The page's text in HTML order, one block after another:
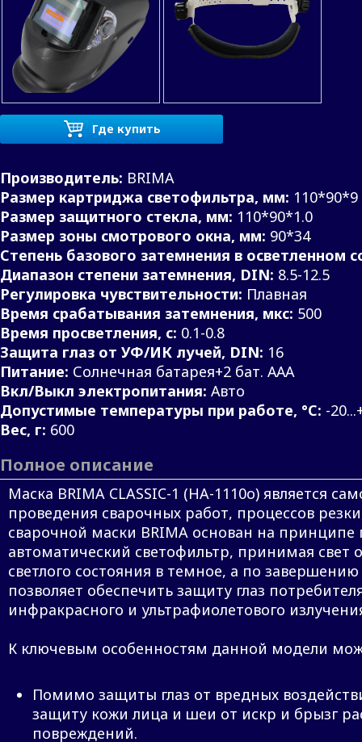
Где купить
Производитель: BRIMA
Размер картриджа светофильтра, мм: 110*90*9
Размер защитного стекла, мм: 110*90*1.0
Размер зоны смотрового окна, мм: 90*34
Степень базового затемнения в осветленном
Диапазон степени затемнения, DIN: 8.5-12.5
Регулировка чувствительности: Плавная
Время срабатывания затемнения, мкс: 500
Время просветления, с: 0.1-0.8
Защита глаз от УФ/ИК лучей, DIN: 16
Питание: Солнечная батарея+2 бат. ААА
Вкл/Выкл электропитания: Авто
Допустимые температуры при работе, °С: -
Вес, г: 600
Полное описание
Маска BRIMA CLASSIC-1 (HA-1110o) является
проведения сварочных работ, процессов
сварочной маски BRIMA основан на
автоматический светофильтр, принимая свет
светлого состояния в темное, а по
позволяет обеспечить защиту глаз
инфракрасного и ультрафиолетового
К ключевым особенностям данной модели
Помимо защиты глаз от вредных
защиту кожи лица и шеи от искр и брызг
повреждений.